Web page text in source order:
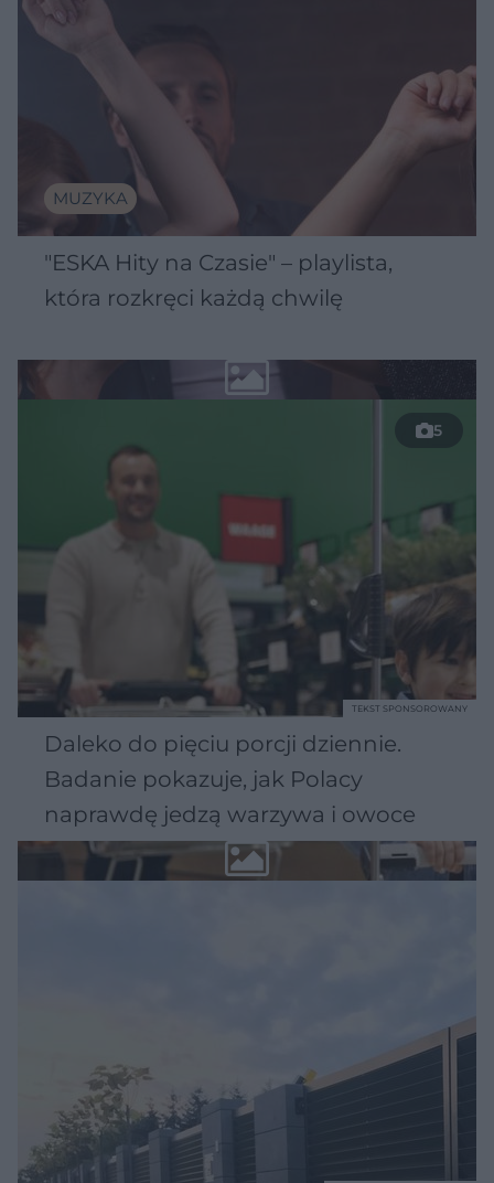
MUZYKA
"ESKA Hity na Czasie" – playlista,
która rozkręci każdą chwilę
5
Daleko do pięciu porcji dziennie.
Badanie pokazuje, jak Polacy
naprawdę jedzą warzywa i owoce
TEKST SPONSOROWANY